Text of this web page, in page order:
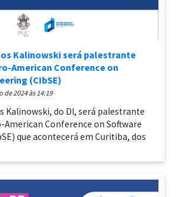
Kalinowski será palestrante
American Conference on
(CIbSE)
de 2024 às 14:19
Kalinowski, do DI, será palestrante
American Conference on Software
que acontecerá em Curitiba, dos